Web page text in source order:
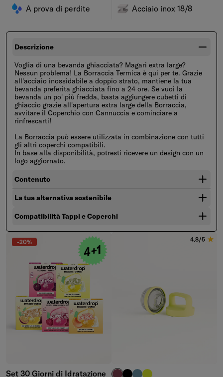
A prova di perdite Acciaio inox 18/8
Descrizione
Voglia di una bevanda ghiacciata? Magari extra large?
Nessun problema! La Borraccia Termica è qui per te. Grazie
all'acciaio inossidabile a doppio strato, mantiene la tua
bevanda preferita ghiacciata fino a 24 ore. Se vuoi la
bevanda un po' più fredda, basta aggiungere cubetti di
ghiaccio grazie all'apertura extra large della Borraccia,
avvitare il Coperchio con Cannuccia e cominciare a
rinfrescarti!
La Borraccia può essere utilizzata in combinazione con tutti
gli altri coperchi compatibili.
In base alla disponibilità, potresti ricevere un design con un
logo aggiornato.
Contenuto
La tua alternativa sostenibile
Compatibilità Tappi e Coperchi
-20%
Set 30 Giorni di Idratazione
4.8/5
bordeaux
Coperchio con Beccuccio
blu pastello
Coperchio con